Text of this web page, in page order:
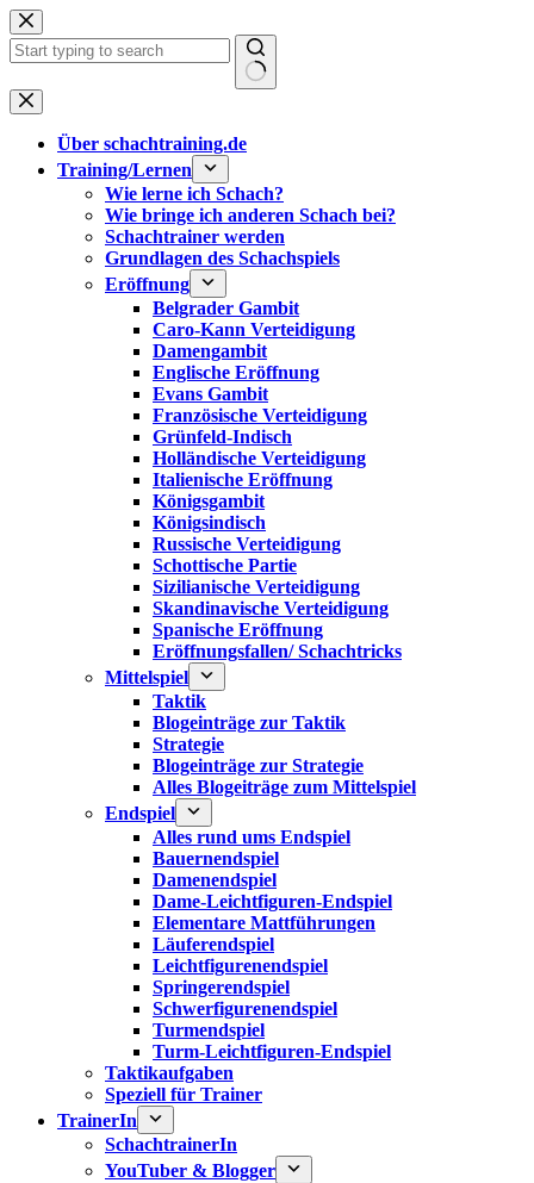
Zum
Inhalt
springen
Keine
Ergebnisse
Über schachtraining.de
Training/Lernen
Wie lerne ich Schach?
Wie bringe ich anderen Schach bei?
Schachtrainer werden
Grundlagen des Schachspiels
Eröffnung
Belgrader Gambit
Caro-Kann Verteidigung
Damengambit
Englische Eröffnung
Evans Gambit
Französische Verteidigung
Grünfeld-Indisch
Holländische Verteidigung
Italienische Eröffnung
Königsgambit
Königsindisch
Russische Verteidigung
Schottische Partie
Sizilianische Verteidigung
Skandinavische Verteidigung
Spanische Eröffnung
Eröffnungsfallen/ Schachtricks
Mittelspiel
Taktik
Blogeinträge zur Taktik
Strategie
Blogeinträge zur Strategie
Alles Blogeiträge zum Mittelspiel
Endspiel
Alles rund ums Endspiel
Bauernendspiel
Damenendspiel
Dame-Leichtfiguren-Endspiel
Elementare Mattführungen
Läuferendspiel
Leichtfigurenendspiel
Springerendspiel
Schwerfigurenendspiel
Turmendspiel
Turm-Leichtfiguren-Endspiel
Taktikaufgaben
Speziell für Trainer
TrainerIn
SchachtrainerIn
YouTuber & Blogger